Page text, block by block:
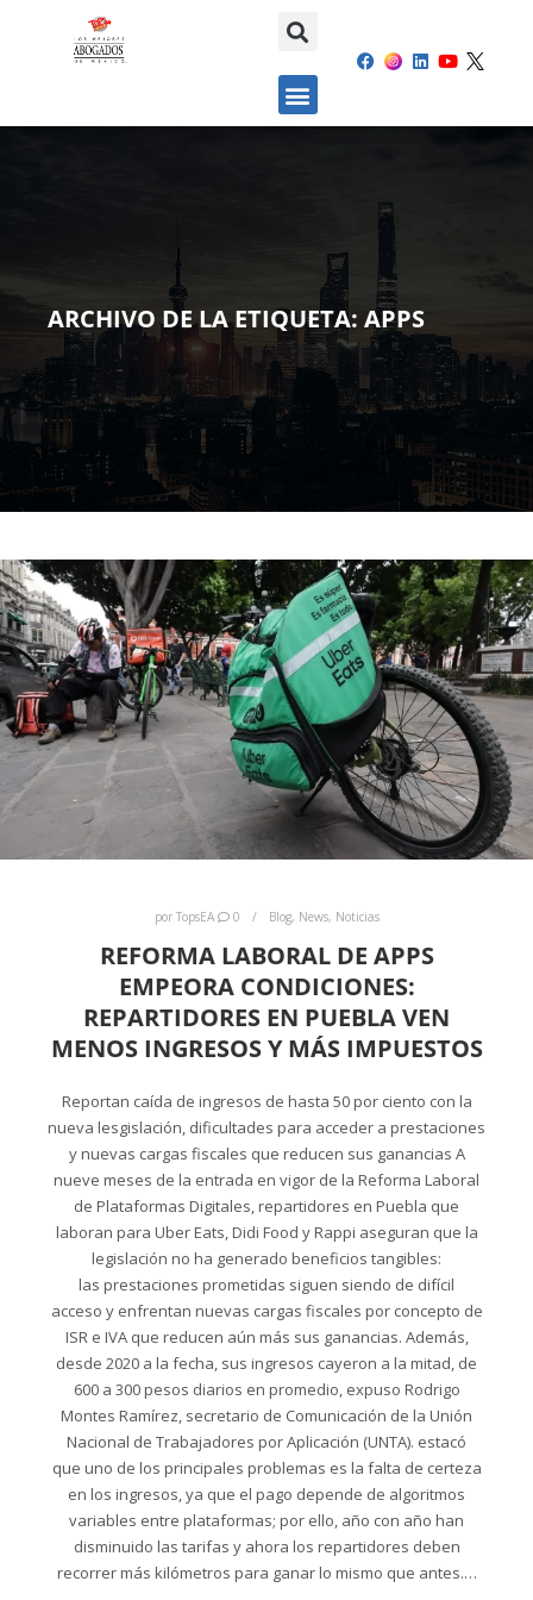
ARCHIVO DE LA ETIQUETA: APPS
por TopsEA 0 Blog, News, Noticias
REFORMA LABORAL DE APPS
EMPEORA CONDICIONES:
REPARTIDORES EN PUEBLA VEN
MENOS INGRESOS Y MÁS IMPUESTOS
Reportan caída de ingresos de hasta 50 por ciento con la
nueva lesgislación, dificultades para acceder a prestaciones
y nuevas cargas fiscales que reducen sus ganancias A
nueve meses de la entrada en vigor de la Reforma Laboral
de Plataformas Digitales, repartidores en Puebla que
laboran para Uber Eats, Didi Food y Rappi aseguran que la
legislación no ha generado beneficios tangibles:
las prestaciones prometidas siguen siendo de difícil
acceso y enfrentan nuevas cargas fiscales por concepto de
ISR e IVA que reducen aún más sus ganancias. Además,
desde 2020 a la fecha, sus ingresos cayeron a la mitad, de
600 a 300 pesos diarios en promedio, expuso Rodrigo
Montes Ramírez, secretario de Comunicación de la Unión
Nacional de Trabajadores por Aplicación (UNTA). estacó
que uno de los principales problemas es la falta de certeza
en los ingresos, ya que el pago depende de algoritmos
variables entre plataformas; por ello, año con año han
disminuido las tarifas y ahora los repartidores deben
recorrer más kilómetros para ganar lo mismo que antes.…